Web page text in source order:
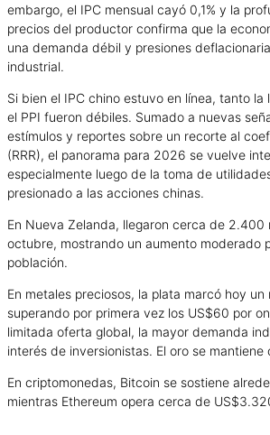
embargo, el IPC mensual cayó 0,1% y la
precios del productor confirma que la
una demanda débil y presiones
industrial.
Si bien el IPC chino estuvo en línea, tanto
el PPI fueron débiles. Sumado a nuevas
estímulos y reportes sobre un recorte al
(RRR), el panorama para 2026 se vuelve
especialmente luego de la toma de
presionado a las acciones chinas.
En Nueva Zelanda, llegaron cerca de 2.400
octubre, mostrando un aumento moderado
población.
En metales preciosos, la plata marcó hoy un
superando por primera vez los US$60 por
limitada oferta global, la mayor demanda
interés de inversionistas. El oro se
En criptomonedas, Bitcoin se sostiene
mientras Ethereum opera cerca de